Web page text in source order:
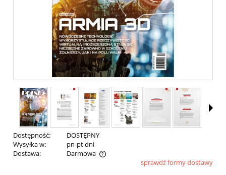
Dostępność:
DOSTĘPNY
Wysyłka w:
pn-pt dni
Dostawa:
Darmowa
Cena nie zawiera ewentualnych kosztów płatnościsprawdź formy dostawy